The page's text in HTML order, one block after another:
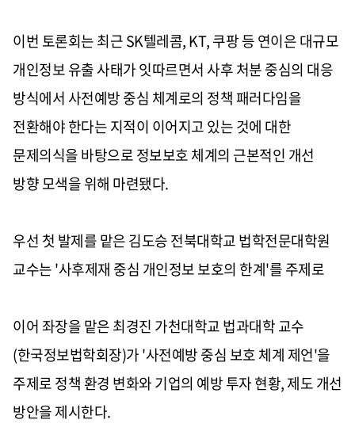
이번 토론회는 최근 SK텔레콤, KT, 쿠팡 등 연이은 대규모
개인정보 유출 사태가 잇따르면서 사후 처분 중심의 대응
방식에서 사전예방 중심 체계로의 정책 패러다임을
전환해야 한다는 지적이 이어지고 있는 것에 대한
문제의식을 바탕으로 정보보호 체계의 근본적인 개선
방향 모색을 위해 마련됐다.
우선 첫 발제를 맡은 김도승 전북대학교 법학전문대학원
교수는 '사후제재 중심 개인정보 보호의 한계'를 주제로
이어 좌장을 맡은 최경진 가천대학교 법과대학 교수
(한국정보법학회장)가 '사전예방 중심 보호 체계 제언'을
주제로 정책 환경 변화와 기업의 예방 투자 현황, 제도 개선
방안을 제시한다.